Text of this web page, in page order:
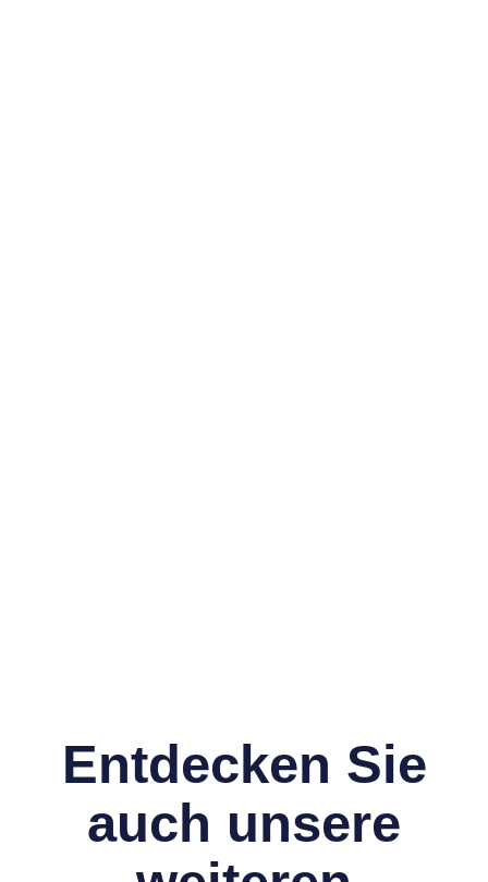
Entdecken Sie
auch unsere